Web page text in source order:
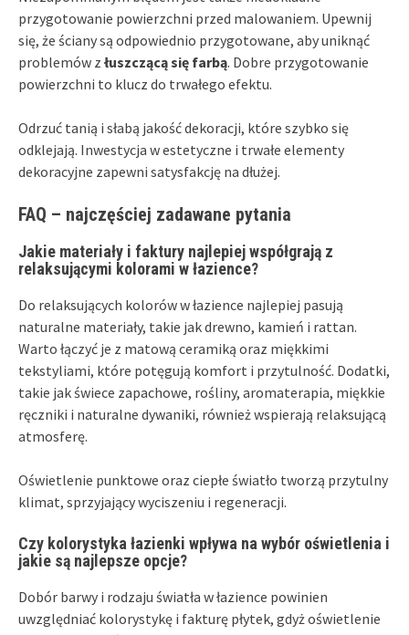
przygotowanie powierzchni przed malowaniem. Upewnij
się, że ściany są odpowiednio przygotowane, aby uniknąć
problemów z łuszczącą się farbą. Dobre przygotowanie
powierzchni to klucz do trwałego efektu.
Odrzuć tanią i słabą jakość dekoracji, które szybko się
odklejają. Inwestycja w estetyczne i trwałe elementy
dekoracyjne zapewni satysfakcję na dłużej.
FAQ – najczęściej zadawane pytania
Jakie materiały i faktury najlepiej współgrają z
relaksującymi kolorami w łazience?
Do relaksujących kolorów w łazience najlepiej pasują
naturalne materiały, takie jak drewno, kamień i rattan.
Warto łączyć je z matową ceramiką oraz miękkimi
tekstyliami, które potęgują komfort i przytulność. Dodatki,
takie jak świece zapachowe, rośliny, aromaterapia, miękkie
ręczniki i naturalne dywaniki, również wspierają relaksującą
atmosferę.
Oświetlenie punktowe oraz ciepłe światło tworzą przytulny
klimat, sprzyjający wyciszeniu i regeneracji.
Czy kolorystyka łazienki wpływa na wybór oświetlenia i
jakie są najlepsze opcje?
Dobór barwy i rodzaju światła w łazience powinien
uwzględniać kolorystykę i fakturę płytek, gdyż oświetlenie